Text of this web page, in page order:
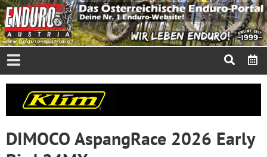
DIMOCO AspangRace 2026 Early